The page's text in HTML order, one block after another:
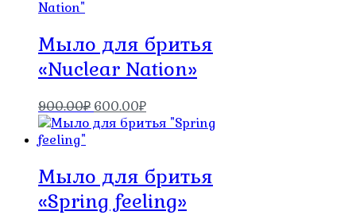
Мыло для бритья
«Nuclear Nation»
900.00₽ Первоначальная
цена
600.00₽Текущая
цена:
Мыло для бритья
«Spring feeling»